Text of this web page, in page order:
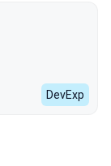
DevExp